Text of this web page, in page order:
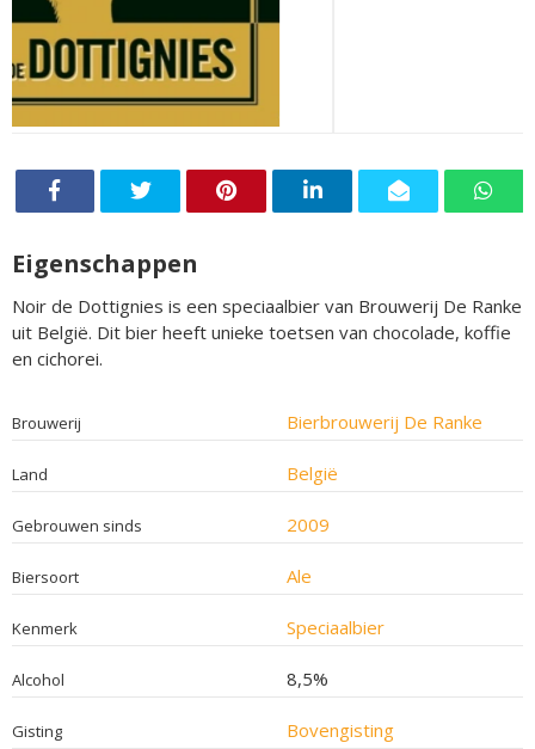
Eigenschappen
Noir de Dottignies is een speciaalbier van Brouwerij De Ranke
uit België. Dit bier heeft unieke toetsen van chocolade, koffie
en cichorei.
Brouwerij Bierbrouwerij De Ranke
Land België
Gebrouwen sinds 2009
Biersoort Ale
Kenmerk Speciaalbier
Alcohol 8,5%
Gisting Bovengisting